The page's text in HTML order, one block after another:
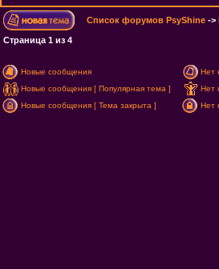
Список форумов PsyShine ->
Страница 1 из 4
Новые сообщения
Нет
Новые сообщения [ Популярная тема ]
Нет
Новые сообщения [ Тема закрыта ]
Нет